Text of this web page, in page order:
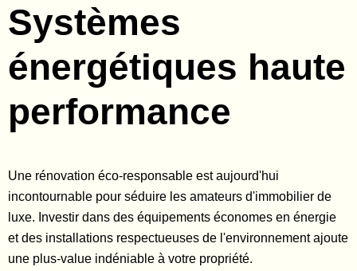
Systèmes
énergétiques haute
performance
Une rénovation éco-responsable est aujourd'hui
incontournable pour séduire les amateurs d'immobilier de
luxe. Investir dans des équipements économes en énergie
et des installations respectueuses de l'environnement ajoute
une plus-value indéniable à votre propriété.